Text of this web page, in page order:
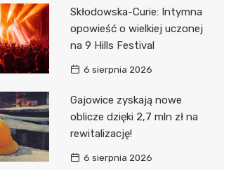
Skłodowska-Curie: Intymna
opowieść o wielkiej uczonej
na 9 Hills Festival
6 sierpnia 2026
Gajowice zyskają nowe
oblicze dzięki 2,7 mln zł na
rewitalizację!
6 sierpnia 2026